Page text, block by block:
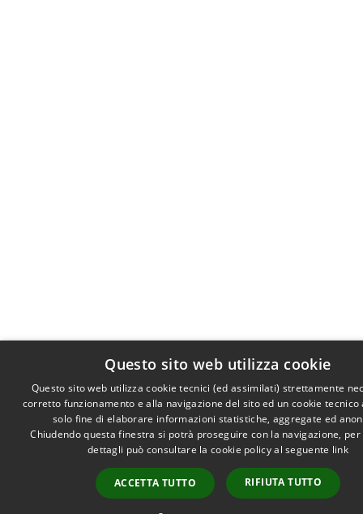
Questo sito web utilizza cookie
Questo sito web utilizza cookie tecnici (ed assimilati) strettamente
corretto funzionamento e alla navigazione del sito ed un cookie tecnico
solo fine di elaborare informazioni statistiche, aggregate ed
Chiudendo questa finestra si potrà proseguire con la navigazione,
dettagli può consultare la cookie policy al seguente link
ACCETTA TUTTO RIFIUTA TUTTO